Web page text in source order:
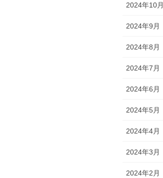
2024年10月
2024年9月
2024年8月
2024年7月
2024年6月
2024年5月
2024年4月
2024年3月
2024年2月